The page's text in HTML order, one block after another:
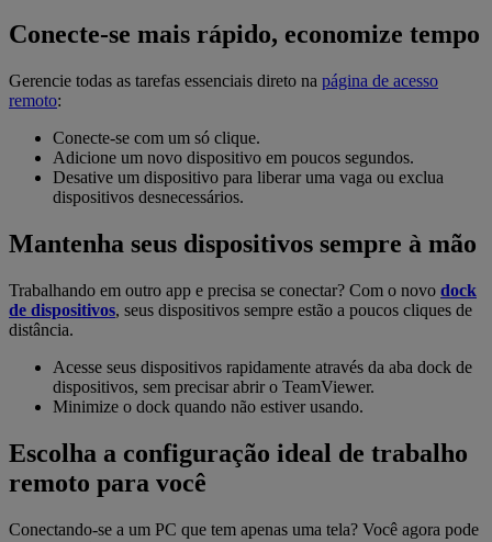
Conecte-se mais rápido, economize tempo
Gerencie todas as tarefas essenciais direto na página de acesso
remoto:
Conecte-se com um só clique.
Adicione um novo dispositivo em poucos segundos.
Desative um dispositivo para liberar uma vaga ou exclua
dispositivos desnecessários.
Mantenha seus dispositivos sempre à mão
Trabalhando em outro app e precisa se conectar? Com o novo dock
de dispositivos, seus dispositivos sempre estão a poucos cliques de
distância.
Acesse seus dispositivos rapidamente através da aba dock de
dispositivos, sem precisar abrir o TeamViewer.
Minimize o dock quando não estiver usando.
Escolha a configuração ideal de trabalho
remoto para você
Conectando-se a um PC que tem apenas uma tela? Você agora pode